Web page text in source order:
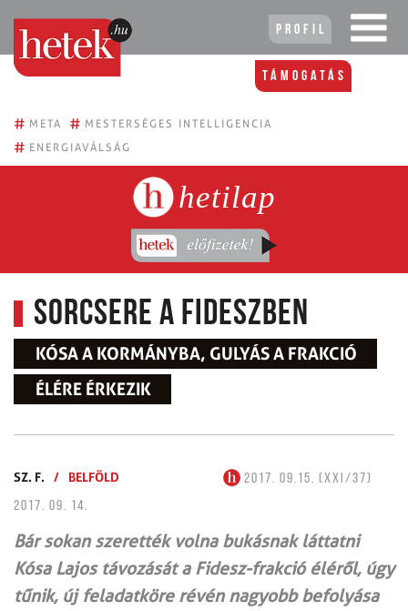
Profil
Támogatás
# META # MESTERSÉGES INTELLIGENCIA
# ENERGIAVÁLSÁG
hetilap
Sorcsere a Fideszben
KÓSA A KORMÁNYBA, GULYÁS A FRAKCIÓ
ÉLÉRE ÉRKEZIK
SZ. F. / BELFÖLD
2017. 09.15. (XXI/37)
2017. 09. 14.
Bár sokan szerették volna bukásnak láttatni
Kósa Lajos távozását a Fidesz-frakció éléről, úgy
tűnik, új feladatköre révén nagyobb befolyása